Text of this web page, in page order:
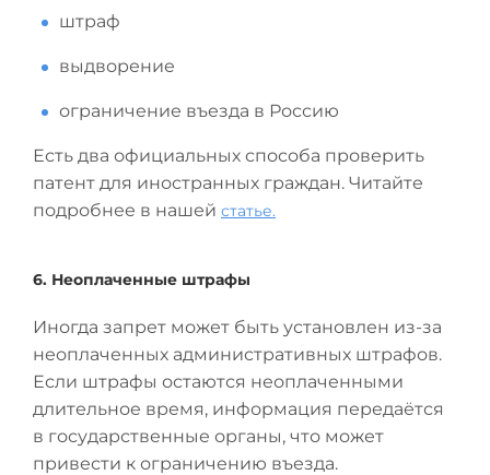
штраф
выдворение
ограничение въезда в Россию
Есть два официальных способа проверить
патент для иностранных граждан. Читайте
подробнее в нашей статье.
6. Неоплаченные штрафы
Иногда запрет может быть установлен из-за
неоплаченных административных штрафов.
Если штрафы остаются неоплаченными
длительное время, информация передаётся
в государственные органы, что может
привести к ограничению въезда.